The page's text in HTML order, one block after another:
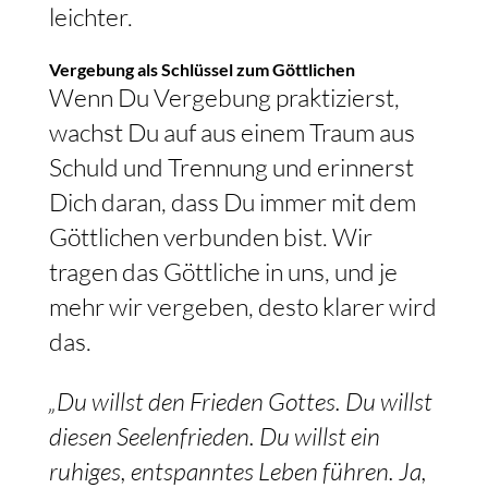
leichter.
Vergebung als Schlüssel zum Göttlichen
Wenn Du Vergebung praktizierst,
wachst Du auf aus einem Traum aus
Schuld und Trennung und erinnerst
Dich daran, dass Du immer mit dem
Göttlichen verbunden bist. Wir
tragen das Göttliche in uns, und je
mehr wir vergeben, desto klarer wird
das.
„Du willst den Frieden Gottes. Du willst
diesen Seelenfrieden. Du willst ein
ruhiges, entspanntes Leben führen. Ja,